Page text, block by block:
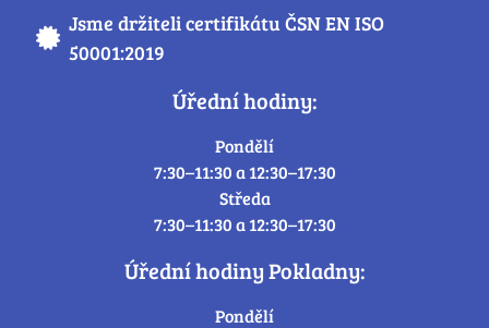
Jsme držiteli certifikátu ČSN EN ISO
50001:2019
Úřední hodiny:
Pondělí
7:30–11:30 a 12:30–17:30
Středa
7:30–11:30 a 12:30–17:30
Úřední hodiny Pokladny:
Pondělí